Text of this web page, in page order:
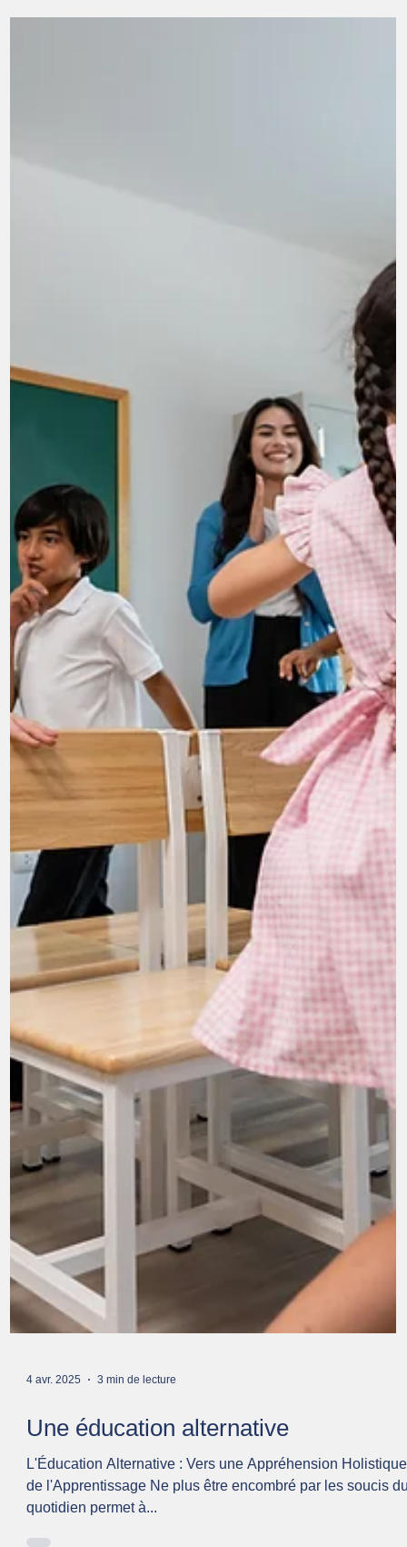
4 avr. 2025
Perception Directe® vs
Le mythe de la psychanalyse ou pourquoi une nouvelle
approche de la connaissance de soi est nécessaire La
psychanalyse moderne ,...